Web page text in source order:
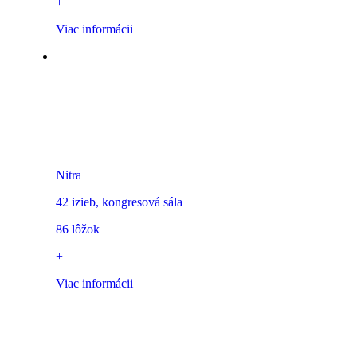
Viac informácii
Nitra
42 izieb, kongresová sála
86 lôžok
+
Viac informácii